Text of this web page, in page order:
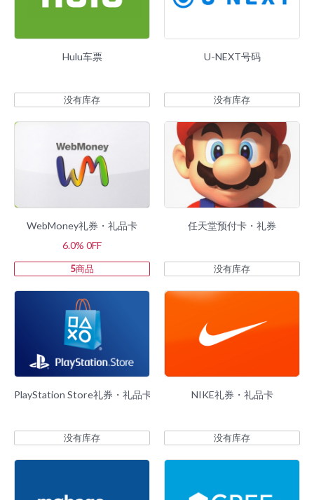
Hulu车票
没有库存
U-NEXT号码
没有库存
WebMoney礼券・礼品卡
6.0% 0FF
5商品
任天堂预付卡・礼券
没有库存
PlayStation Store礼券・礼品卡
没有库存
NIKE礼券・礼品卡
没有库存